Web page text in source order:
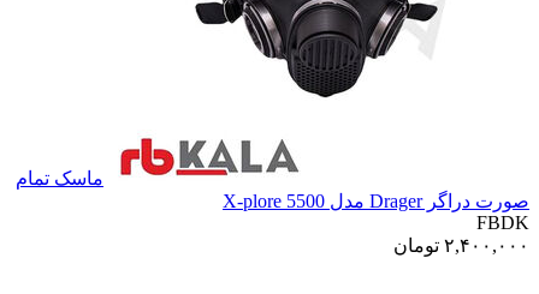
ماسک تمام
صورت دراگر Drager مدل X-plore 5500
FBDK
۲,۴۰۰,۰۰۰ تومان